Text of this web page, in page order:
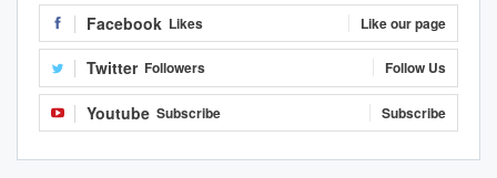
Facebook Likes Like our page
Twitter Followers Follow Us
Youtube Subscribe Subscribe